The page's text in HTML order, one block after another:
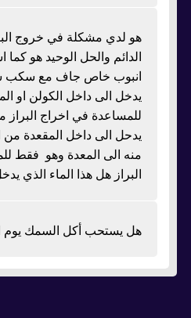
هو لدي مشكلة في خروج
الدائم والحل الوحيد هو
انبوب خاص جاف مع سكب
يدخل الى داخل الكولن او
للمساعدة في اخراج البراز
يدحل الى داخل المقعدة
منه الى المعدة وهو فقط
البراز هل هذا الماء الذي
هل يستحب أكل السمك يوم